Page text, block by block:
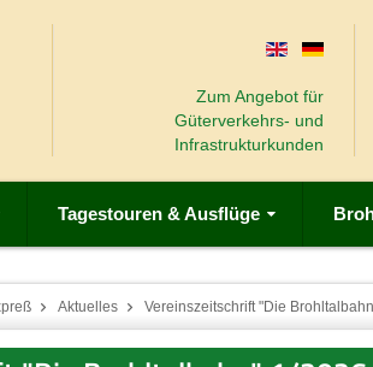
Zum Angebot für
Güterverkehrs- und
Infrastrukturkunden
Tagestouren & Ausflüge
Aktuelles Vereinszeitschrift "Die